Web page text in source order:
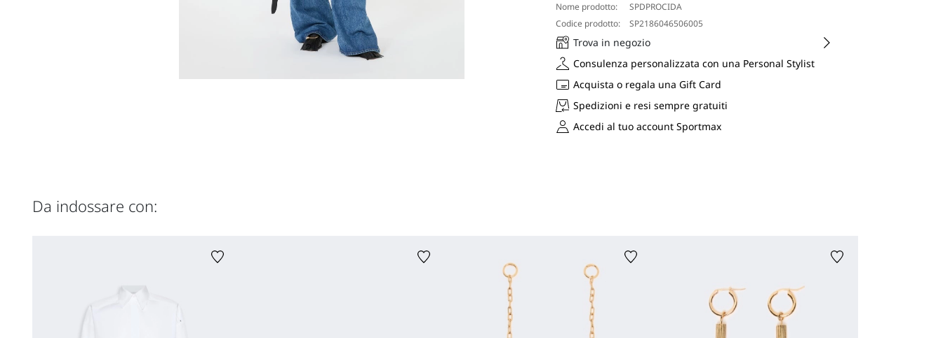
Nome prodotto:
SPDPROCIDA
Codice prodotto:
SP2186046506005
Trova in negozio
Consulenza personalizzata con una Personal Stylist
Acquista o regala una Gift Card
Spedizioni e resi sempre gratuiti
Accedi al tuo account Sportmax
Da indossare con: